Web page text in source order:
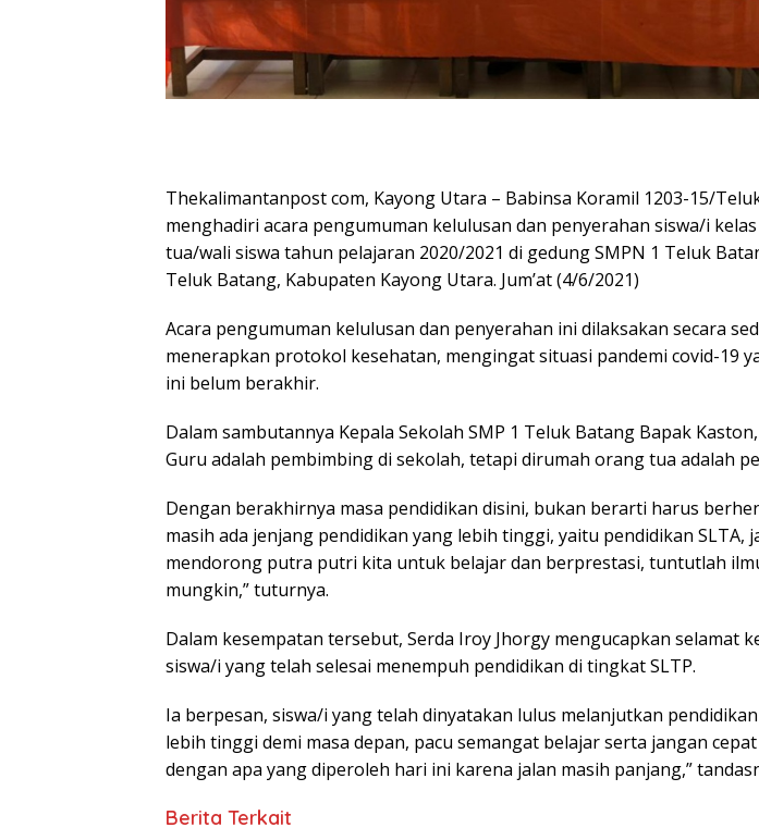
Thekalimantanpost com, Kayong Utara – Babinsa Koramil 1203-15/
menghadiri acara pengumuman kelulusan dan penyerahan siswa/i
tua/wali siswa tahun pelajaran 2020/2021 di gedung SMPN 1 Teluk
Teluk Batang, Kabupaten Kayong Utara. Jum’at (4/6/2021)
Acara pengumuman kelulusan dan penyerahan ini dilaksakan secara
menerapkan protokol kesehatan, mengingat situasi pandemi covid-19
ini belum berakhir.
Dalam sambutannya Kepala Sekolah SMP 1 Teluk Batang Bapak
Guru adalah pembimbing di sekolah, tetapi dirumah orang tua adalah
Dengan berakhirnya masa pendidikan disini, bukan berarti harus
masih ada jenjang pendidikan yang lebih tinggi, yaitu pendidikan SLTA,
mendorong putra putri kita untuk belajar dan berprestasi, tuntutlah
mungkin,” tuturnya.
Dalam kesempatan tersebut, Serda Iroy Jhorgy mengucapkan selamat
siswa/i yang telah selesai menempuh pendidikan di tingkat SLTP.
Ia berpesan, siswa/i yang telah dinyatakan lulus melanjutkan
lebih tinggi demi masa depan, pacu semangat belajar serta jangan
dengan apa yang diperoleh hari ini karena jalan masih panjang,”
Berita Terkait